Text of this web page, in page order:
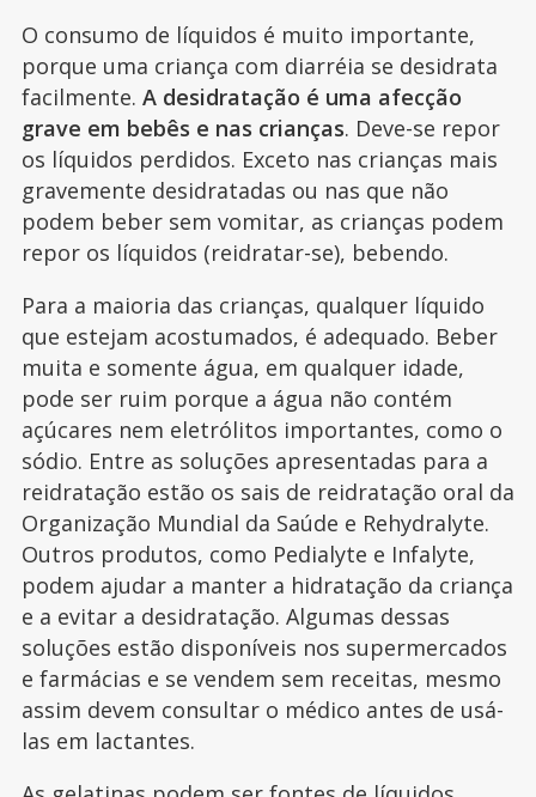
O consumo de líquidos é muito importante,
porque uma criança com diarréia se desidrata
facilmente. A desidratação é uma afecção
grave em bebês e nas crianças. Deve-se repor
os líquidos perdidos. Exceto nas crianças mais
gravemente desidratadas ou nas que não
podem beber sem vomitar, as crianças podem
repor os líquidos (reidratar-se), bebendo.
Para a maioria das crianças, qualquer líquido
que estejam acostumados, é adequado. Beber
muita e somente água, em qualquer idade,
pode ser ruim porque a água não contém
açúcares nem eletrólitos importantes, como o
sódio. Entre as soluções apresentadas para a
reidratação estão os sais de reidratação oral da
Organização Mundial da Saúde e Rehydralyte.
Outros produtos, como Pedialyte e Infalyte,
podem ajudar a manter a hidratação da criança
e a evitar a desidratação. Algumas dessas
soluções estão disponíveis nos supermercados
e farmácias e se vendem sem receitas, mesmo
assim devem consultar o médico antes de usá-
las em lactantes.